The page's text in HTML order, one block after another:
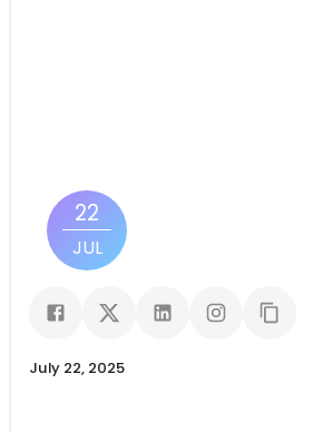
22
JUL
July 22, 2025